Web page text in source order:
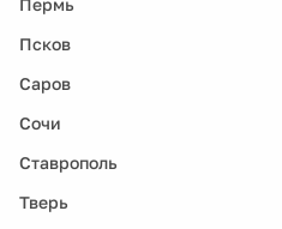
Псков
Саров
Сочи
Ставрополь
Тверь